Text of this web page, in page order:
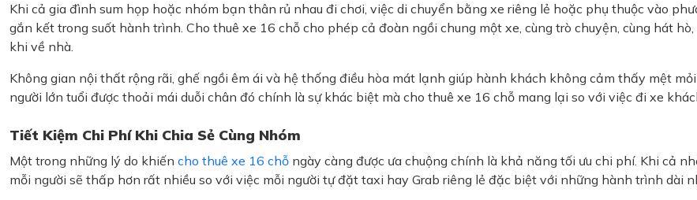
Khi cả gia đình sum họp hoặc nhóm bạn thân rủ nhau đi chơi, việc di chuyển bằng xe riêng lẻ hoặc phụ thuộc vào
gắn kết trong suốt hành trình. Cho thuê xe 16 chỗ cho phép cả đoàn ngồi chung một xe, cùng trò chuyện, cùng hát
khi về nhà.
Không gian nội thất rộng rãi, ghế ngồi êm ái và hệ thống điều hòa mát lạnh giúp hành khách không cảm thấy mệt
người lớn tuổi được thoải mái duỗi chân đó chính là sự khác biệt mà cho thuê xe 16 chỗ mang lại so với việc đi xe
Tiết Kiệm Chi Phí Khi Chia Sẻ Cùng Nhóm
Một trong những lý do khiến cho thuê xe 16 chỗ ngày càng được ưa chuộng chính là khả năng tối ưu chi phí. Khi cả
mỗi người sẽ thấp hơn rất nhiều so với việc mỗi người tự đặt taxi hay Grab riêng lẻ đặc biệt với những hành trình dài